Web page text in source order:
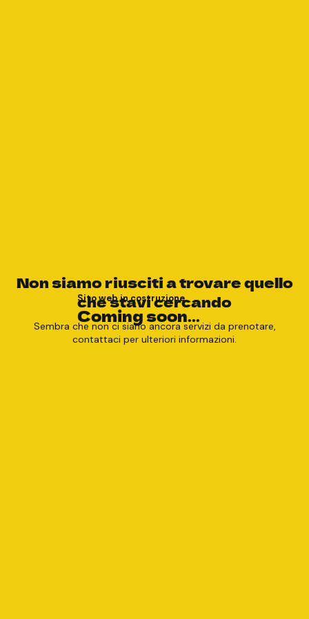
Sito web in costruzione
Coming soon...
Non siamo riusciti a trovare quello
che stavi cercando
Sembra che non ci siano ancora servizi da prenotare,
contattaci per ulteriori informazioni.